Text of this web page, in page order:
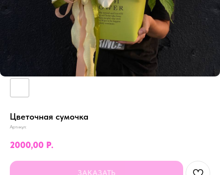
Цветочная сумочка
Артикул:
2000,00 Р.
ЗАКАЗАТЬ